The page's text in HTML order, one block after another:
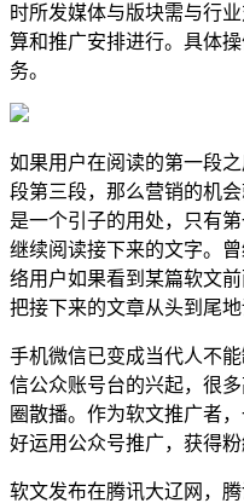
时所发媒体与版块需与行
算和推广安排进行。具体
务。
如果用户在阅读的第一段
段第三段，那么营销的机
是一个引子的用处，只有
继续阅读接下来的文字。
络用户如果看到某篇软文
把接下来的文章从头到尾地
手机微信已变成当代人不
信公众账号台的兴起，很
圈散播。作为软文推广者
好运用公众号推广，获得粉
软文发布在腾讯大辽网，